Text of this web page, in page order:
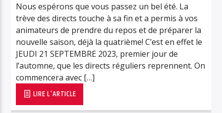
Nous espérons que vous passez un bel été. La
trève des directs touche à sa fin et a permis à vos
animateurs de prendre du repos et de préparer la
nouvelle saison, déjà la quatrième! C’est en effet le
JEUDI 21 SEPTEMBRE 2023, premier jour de
l’automne, que les directs réguliers reprennent. On
commencera avec […]
LIRE L'ARTICLE